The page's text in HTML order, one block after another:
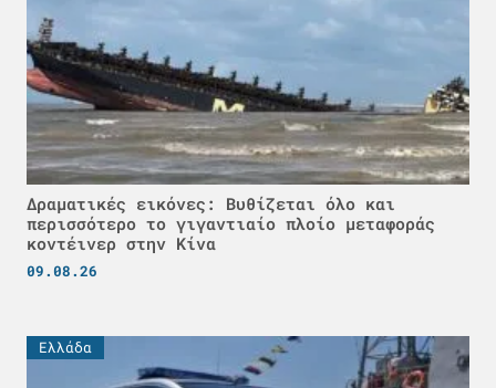
Δραματικές εικόνες: Βυθίζεται όλο και
περισσότερο το γιγαντιαίο πλοίο μεταφοράς
κοντέινερ στην Κίνα
09.08.26
Ελλάδα